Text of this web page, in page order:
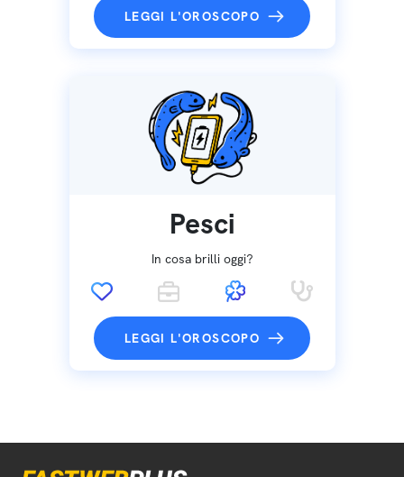
LEGGI L'OROSCOPO
Pesci
In cosa brilli oggi?
LEGGI L'OROSCOPO